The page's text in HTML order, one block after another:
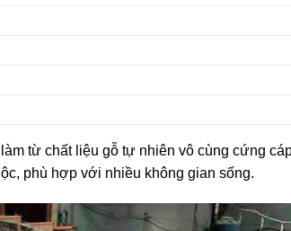
từ chất liệu gỗ tự nhiên vô cùng cứng
phù hợp với nhiều không gian sống.